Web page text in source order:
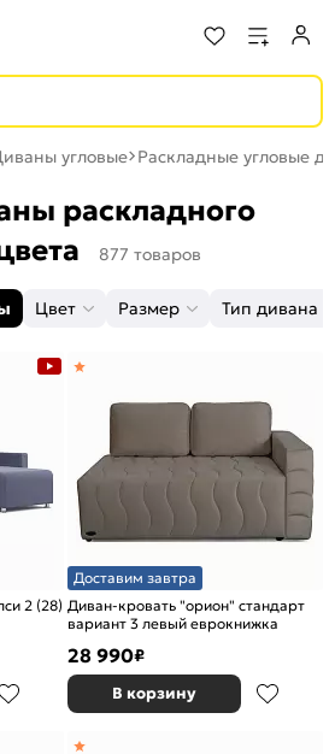
угловые Раскладные угловые
раскладного
877 товаров
Цвет Размер Тип дивана
2 (28)
Доставим завтра
Диван-кровать "орион" стандарт
вариант 3 левый еврокнижка
28 990₽
В корзину